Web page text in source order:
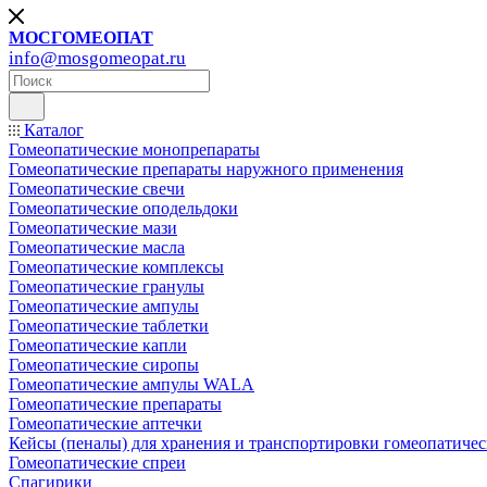
МОСГОМЕОПАТ
info@mosgomeopat.ru
Каталог
Гомеопатические монопрепараты
Гомеопатические препараты наружного применения
Гомеопатические свечи
Гомеопатические оподельдоки
Гомеопатические мази
Гомеопатические масла
Гомеопатические комплексы
Гомеопатические гранулы
Гомеопатические ампулы
Гомеопатические таблетки
Гомеопатические капли
Гомеопатические сиропы
Гомеопатические ампулы WALA
Гомеопатические препараты
Гомеопатические аптечки
Кейсы (пеналы) для хранения и транспортировки
Гомеопатические спреи
Спагирики